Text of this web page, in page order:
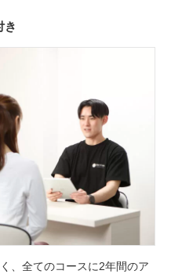
き
、全てのコースに2年間のア